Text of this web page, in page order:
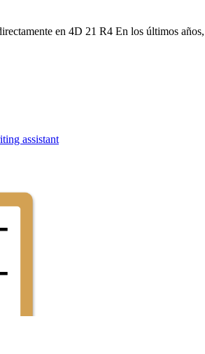
en 4D 21 R4 En los últimos
assistant